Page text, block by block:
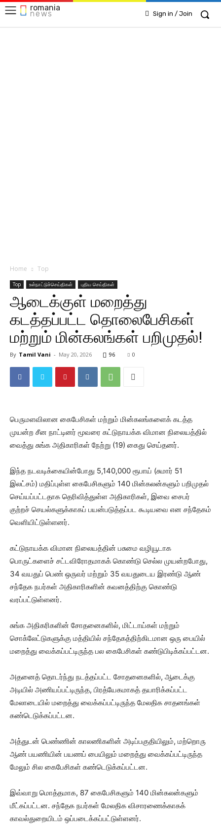
romania
news Sign in / Join
Home Top
Top உள்நாட்டுச்செய்திகள் புதிய செய்திகள்
ஆடைக்குள் மறைத்து
கடத்தப்பட்ட தொலைபேசிகள்
மற்றும் மின்கலங்கள் பறிமுதல்!
By Tamil Vani - May 20, 2026 96 0
பெருமளவிலான கைபேசிகள் மற்றும் மின்கலங்களைக் கடத்த
முயன்ற சீன நாட்டினர் மூவரை ​​கட்டுநாயக்க விமான நிலையத்தில்
வைத்து சுங்க அதிகாரிகள் நேற்று (19) கைது செய்தனர்.
இந்த நடவடிக்கையின்போது 5,140,000 ரூபாய் (சுமார் 51
இலட்சம்) மதிப்புள்ள கைபேசிகளும் 140 மின்கலன்களும் பறிமுதல்
செய்யப்பட்டதாக தெரிவித்துள்ள அதிகாரிகள், இவை சைபர்
குற்றச் செயல்களுக்காகப் பயன்படுத்தப்பட கூடியவை என சந்தேகம்
வெளியிட்டுள்ளனர்.
கட்டுநாயக்க விமான நிலையத்தின் பசுமை வழியூடாக
பொருட்களைச் சட்டவிரோதமாகக் கொண்டு செல்ல முயன்றபோது, ​​
34 வயதுப் பெண் ஒருவர் மற்றும் 35 வயதுடைய இரண்டு ஆண்
சந்தேக நபர்கள் அதிகாரிகளின் கவனத்திற்கு கொண்டு
வரப்பட்டுள்ளனர்.
சுங்க அதிகரிகளின் சோதனைகளில், மிட்டாய்கள் மற்றும்
சொக்லேட்டுகளுக்கு மத்தியில் சந்தேகத்திற்கிடமான ஒரு பையில்
மறைத்து வைக்கப்பட்டிருந்த பல கைபேசிகள் கண்டுபிடிக்கப்பட்டன.
அதனைத் தொடர்ந்து நடத்தப்பட்ட சோதனைகளில், ஆடைக்கு
அடியில் அணியப்பட்டிருந்த, பிரத்யேகமாகத் தயாரிக்கப்பட்ட
மேலாடையில் மறைத்து வைக்கப்பட்டிருந்த மேலதிக சாதனங்கள்
கண்டெடுக்கப்பட்டன.
அத்துடன் பெண்ணின் காலணிகளின் அடிப்பகுதியிலும், மற்றொரு
ஆண் பயணியின் பயணப் பையிலும் மறைத்து வைக்கப்பட்டிருந்த
மேலும் சில கைபேசிகள் கண்டெடுக்கப்பட்டன.
இவ்வாறு மொத்தமாக, 87 கைபேசிகளும் 140 மின்கலன்களும்
மீட்கப்பட்டன. சந்தேக நபர்கள் மேலதிக விசாரணைக்காகக்
காவல்துறையிடம் ஒப்படைக்கப்பட்டுள்ளனர்.